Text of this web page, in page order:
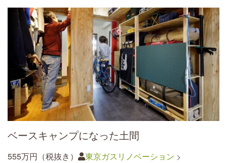
ベースキャンプになった土間
555万円（税抜き） 東京ガスリノベーション